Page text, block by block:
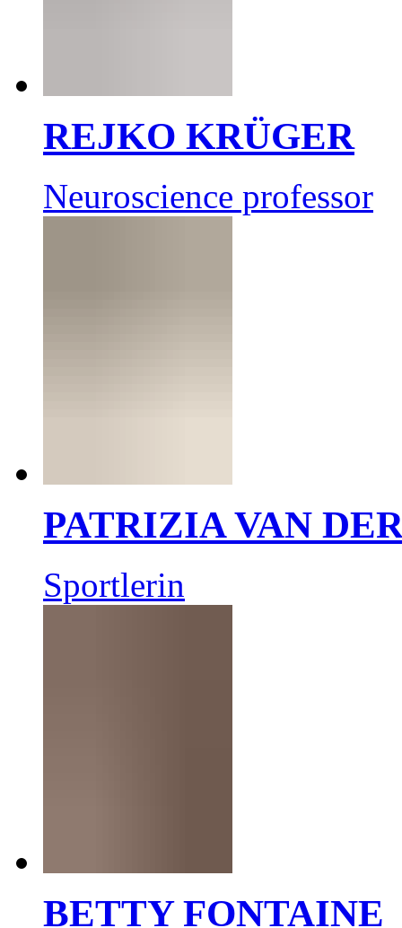
REJKO KRÜGER
Neuroscience professor
PATRIZIA VAN
Sportlerin
BETTY FONTAINE